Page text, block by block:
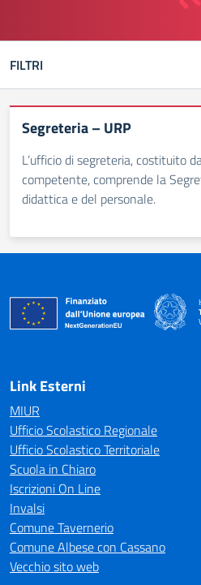
FILTRI
Segreteria – URP
L’ufficio di segreteria, costituito
competente, comprende la
didattica e del personale.
Link Esterni
MIUR
Ufficio Scolastico Regionale
Ufficio Scolastico Territoriale
Scuola in Chiaro
Iscrizioni On Line
Invalsi
Comune Tavernerio
Comune Albese con Cassano
Vecchio sito web